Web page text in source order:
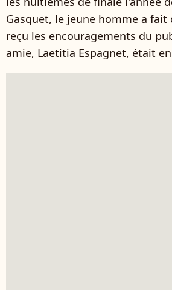
Gasquet, le jeune homme a fait
reçu les encouragements du
amie, Laetitia Espagnet, était